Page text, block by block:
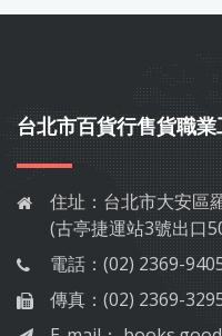
台北市百貨行售貨職業
住址： 台北市大安區
(古亭捷運站3號出口
電話： (02) 2369-
傳真： (02) 2369-